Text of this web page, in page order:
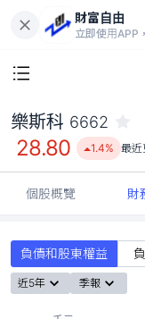
財富自由
立即使用APP
樂斯科 6662
28.80 1.4% 最近
個股概覽 財
負債和股東權益
近5年 季報